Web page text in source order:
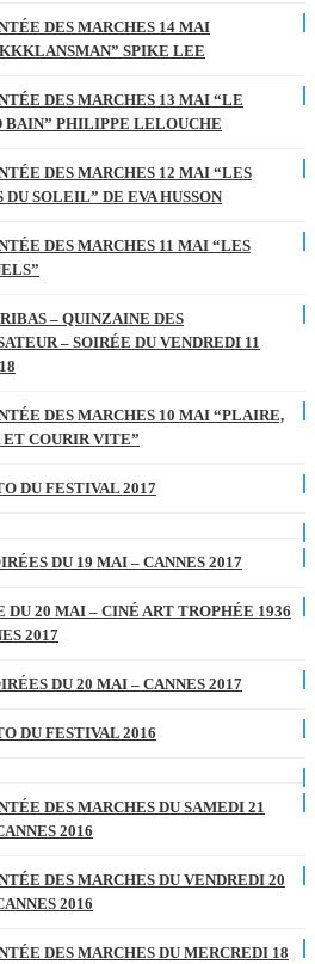
DES MARCHES 14 MAI
SPIKE LEE
DES MARCHES 13 MAI “LE
BAIN” PHILIPPE LELOUCHE
DES MARCHES 12 MAI “LES
SOLEIL” DE EVA HUSSON
DES MARCHES 11 MAI “LES
– QUINZAINE DES
– SOIRÉE DU VENDREDI 11
DES MARCHES 10 MAI “PLAIRE,
COURIR VITE”
DU FESTIVAL 2017
DU 19 MAI – CANNES 2017
DU 20 MAI – CINÉ ART TROPHÉE 1936
2017
DU 20 MAI – CANNES 2017
DU FESTIVAL 2016
DES MARCHES DU SAMEDI 21
2016
DES MARCHES DU VENDREDI 20
2016
DES MARCHES DU MERCREDI 18